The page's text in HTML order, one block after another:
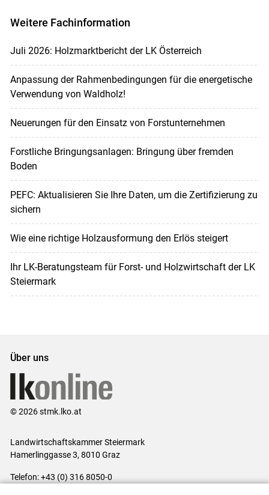
Weitere Fachinformation
Juli 2026: Holzmarktbericht der LK Österreich
Anpassung der Rahmenbedingungen für die energetische
Verwendung von Waldholz!
Neuerungen für den Einsatz von Forstunternehmen
Forstliche Bringungsanlagen: Bringung über fremden
Boden
PEFC: Aktualisieren Sie Ihre Daten, um die Zertifizierung zu
sichern
Wie eine richtige Holzausformung den Erlös steigert
Ihr LK-Beratungsteam für Forst- und Holzwirtschaft der LK
Steiermark
Über uns
© 2026 stmk.lko.at
Landwirtschaftskammer Steiermark
Hamerlinggasse 3, 8010 Graz
Telefon: +43 (0) 316 8050-0